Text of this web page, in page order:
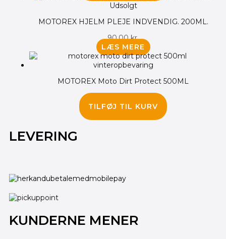
Udsolgt
MOTOREX HJELM PLEJE INDVENDIG. 200ML.
90.00kr.
LÆS MERE
MOTOREX Moto Dirt Protect 500ML
TILFØJ TIL KURV
LEVERING
KUNDERNE MENER